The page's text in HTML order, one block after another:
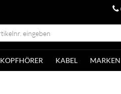
KOPFHÖRER KABEL MARKEN